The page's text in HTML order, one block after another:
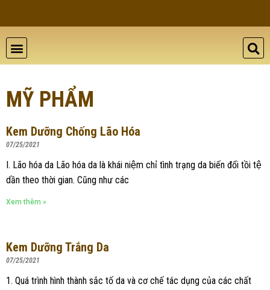
MỸ PHẨM
Kem Dưỡng Chống Lão Hóa
07/25/2021
I. Lão hóa da Lão hóa da là khái niệm chỉ tình trạng da biến đổi tồi tệ
dần theo thời gian. Cũng như các
Xem thêm »
Kem Dưỡng Trắng Da
07/25/2021
1. Quá trình hình thành sắc tố da và cơ chế tác dụng của các chất